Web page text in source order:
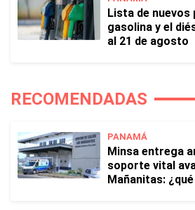
Lista de nuevos
gasolina y el
al 21 de agosto
RECOMENDADAS
PANAMÁ
Minsa entrega
soporte vital
Mañanitas: